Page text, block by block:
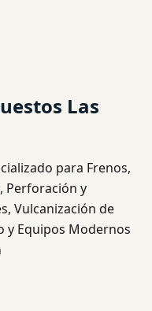
Las
para Frenos,
Perforación y
Vulcanización de
y Equipos Modernos